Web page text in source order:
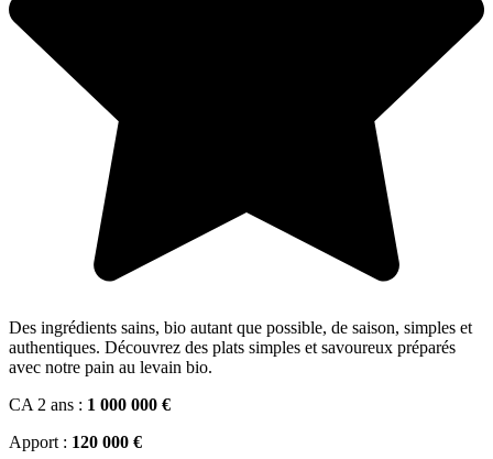
Des ingrédients sains, bio autant que possible, de saison, simples et
authentiques. Découvrez des plats simples et savoureux préparés
avec notre pain au levain bio.
CA 2 ans : 1 000 000 €
Apport : 120 000 €